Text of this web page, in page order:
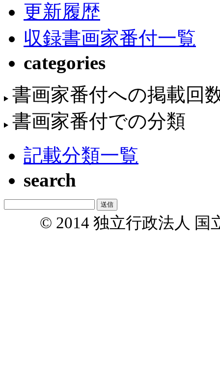
更新履歴
収録書画家番付一覧
categories
書画家番付への掲載回
書画家番付での分類
記載分類一覧
search
© 2014 独立行政法人 国